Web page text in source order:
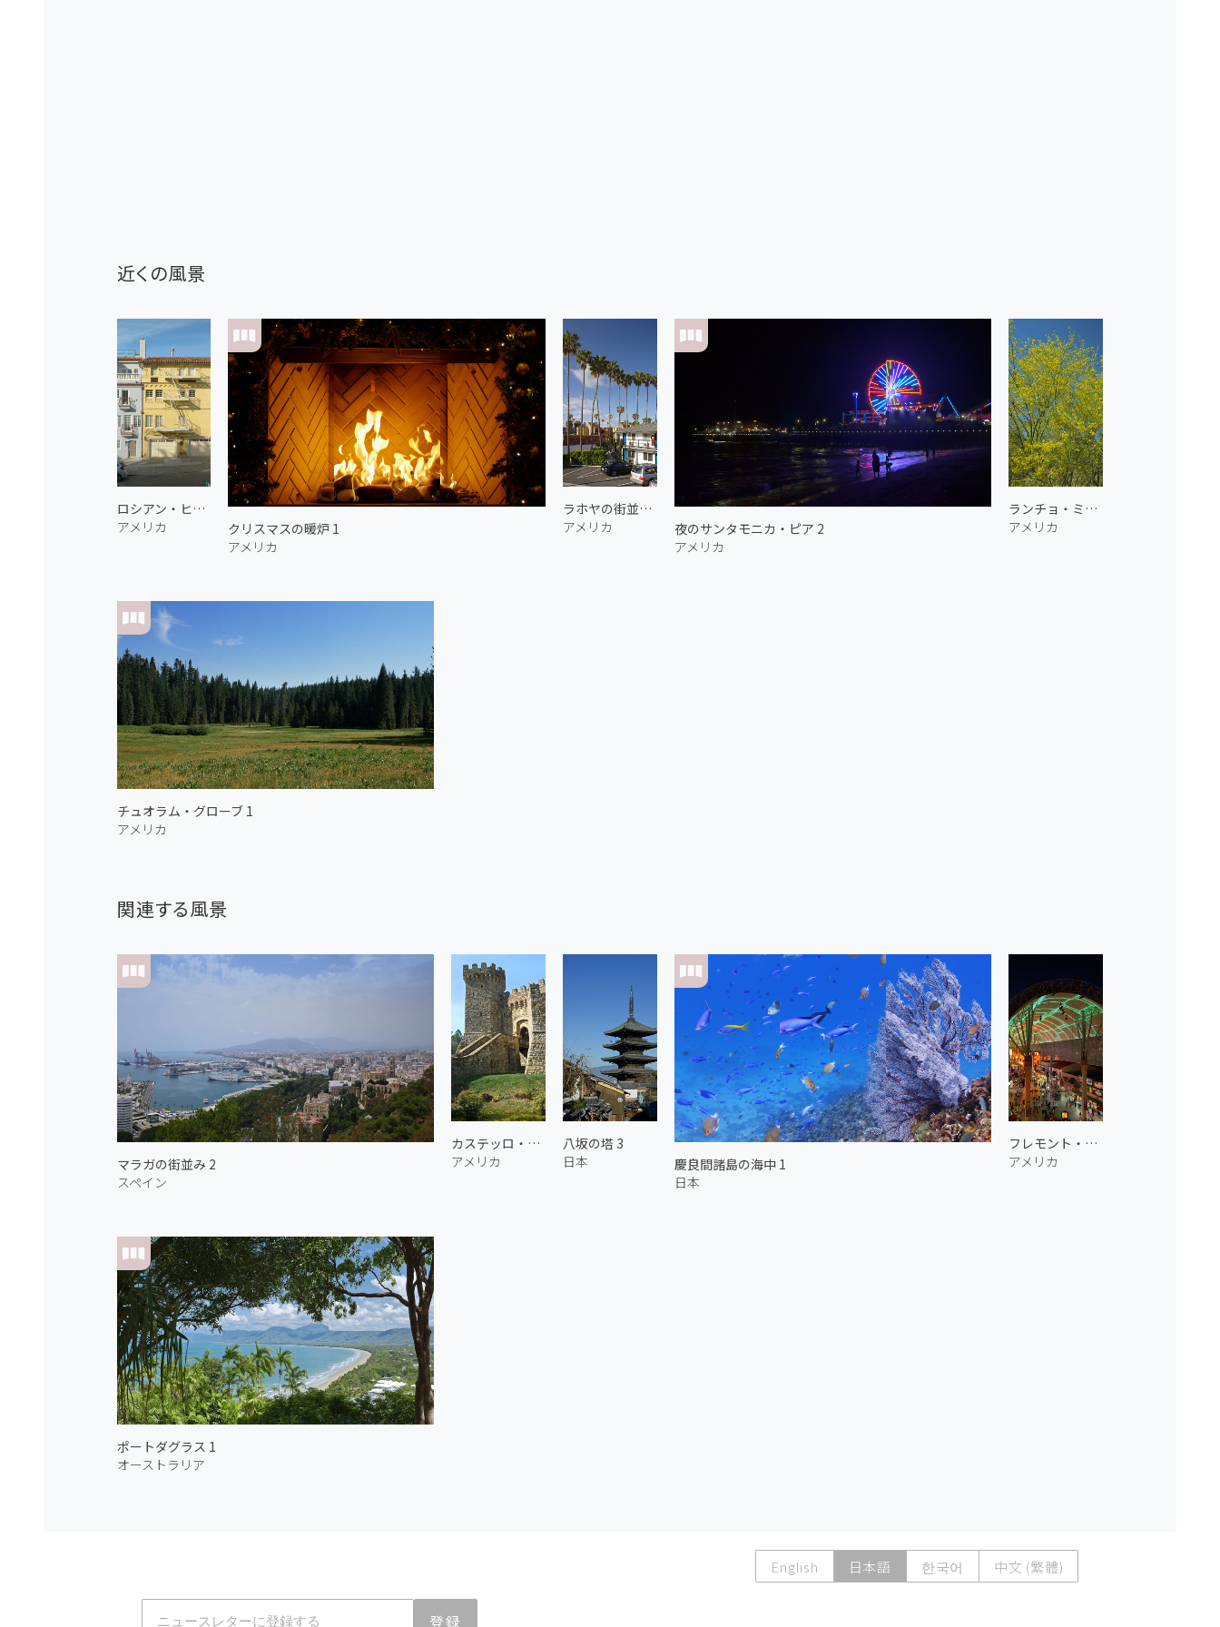
近くの風景
ロシアン・ヒル 2
アメリカ
クリスマスの暖炉 1
アメリカ
ラホヤの街並み 1
アメリカ
夜のサンタモニカ・ピア 2
アメリカ
ランチョ・ミラージュのパロベルデ
アメリカ
チュオラム・グローブ 1
アメリカ
関連する風景
マラガの街並み 2
スペイン
カステッロ・ディ・アモローサ
アメリカ
八坂の塔 3
日本
慶良間諸島の海中 1
日本
フレモント・ストリート・エクスペリエンス
アメリカ
ポートダグラス 1
オーストラリア
English 日本語 한국어 中文 (繁體)
登録